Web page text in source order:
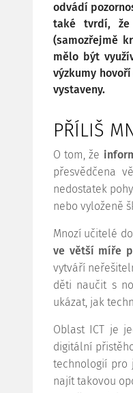
odvádí
také tvrdí, že
(samozřejmě
mělo být
výzkumy
vystaveny.
PŘÍLIŠ
O tom, že
přesvědčena
nedostatek
nebo vyloženě
Mnozí učitelé
ve větší míře
vytváří
děti naučit s
ukázat, jak
Oblast ICT je
digitální
technologií pro
najít takovou